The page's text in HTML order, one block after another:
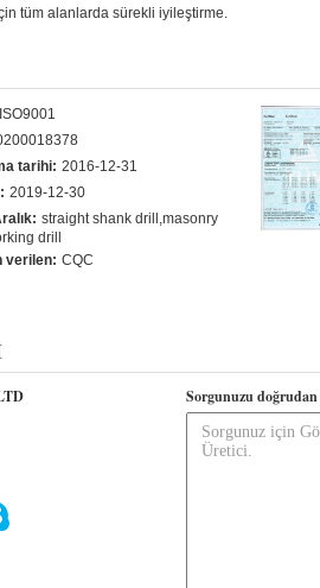
tüm alanlarda sürekli iyileştirme.
ISO9001
tarihi: 2016-12-31
2019-12-30
straight shank drill,masonry
drill
verilen: CQC
Sorgunuzu